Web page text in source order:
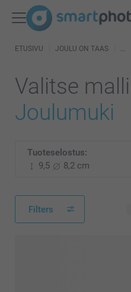
ETUSIVU JOULU ON TAAS
Valitse
Joulumuki
Tuoteselostus:
9,5
8,2 cm
Filters